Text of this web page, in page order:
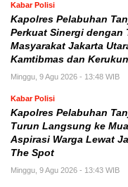
Kabar Polisi
Kapolres Pelabuhan
Perkuat Sinergi dengan
Masyarakat Jakarta
Kamtibmas dan
Minggu, 9 Agu 2026 - 13:48 WIB
Kabar Polisi
Kapolres Pelabuhan
Turun Langsung ke
Aspirasi Warga Lewat
The Spot
Minggu, 9 Agu 2026 - 13:43 WIB